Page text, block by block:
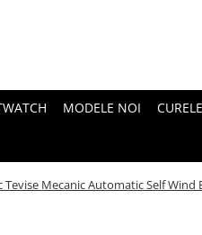
MODELE NOI
Tevise Mecanic Automatic Self Wind